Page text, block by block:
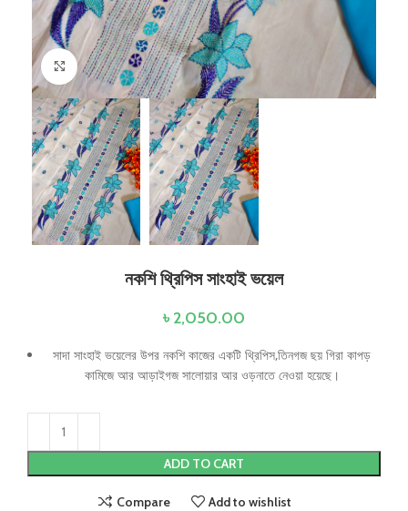
Click to enlarge
নকশি থ্রিপিস সাংহাই ভয়েল
৳ 2,050.00
সাদা সাংহাই ভয়েলের উপর নকশি কাজের একটি থ্রিপিস,তিনগজ ছয় গিরা কাপড়
কামিজে আর আড়াইগজ সালোয়ার আর ওড়নাতে নেওয়া হয়েছে।
ADD TO CART
Compare Add to wishlist